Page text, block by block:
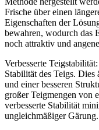
Frische über einen
Eigenschaften der
bewahren, wodurch das
noch attraktiv und
Verbesserte
Stabilität des Teigs.
und einer besseren
großer Teigmengen von
verbesserte Stabilität
ungleichmäßiger Gärung.